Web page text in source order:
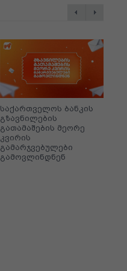
საქართველოს ბანკის
გზავნილების
გათამაშების მეორე
კვირის
გამარჯვებულები
გამოვლინდნენ